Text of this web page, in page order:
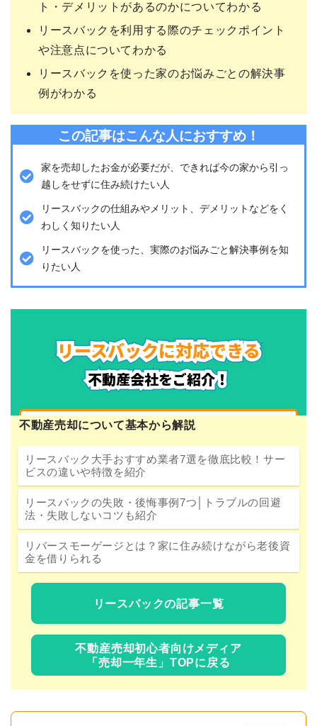
ト・デメリットがあるのかについてわかる
リースバックを利用する際のチェックポイント
や注意点についてわかる
リースバックを使った家のお悩みごとの解決事
例がわかる
この記事はこんな人におすすめ！
家を売却したお金が必要だが、できれば今の家から引っ
越しをせずに住み続けたい人
リースバックの仕組みやメリット、デメリットなどをく
わしく知りたい人
リースバックを使った、実際のお悩みごと解決事例を知
りたい人
不動産売却について基本から解説
リースバック大手おすすめ業者7選を徹底比較！サー
ビスの違いや特徴を紹介
リースバックの失敗・後悔事例7つ│トラブルの回避
法・失敗しないコツも紹介
リバースモーゲージとは？家に住み続けながら老後資
金を借りられる
リースバックの記事一覧
不動産売却初心者向けメディア
「売却一年生」TOPに戻る